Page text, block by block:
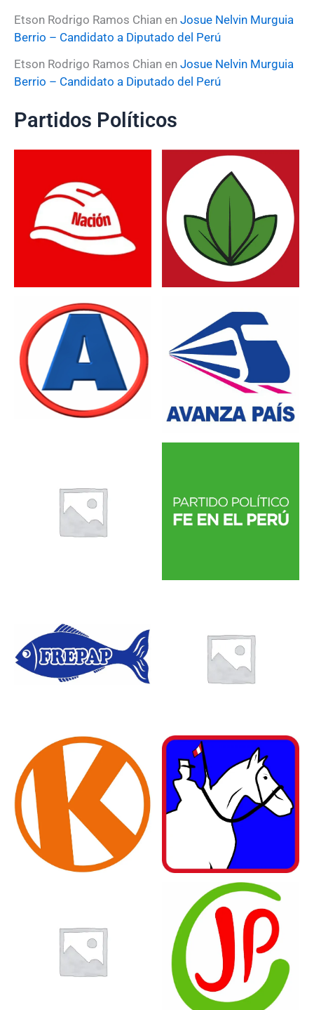
Etson Rodrigo Ramos Chian en Josue Nelvin Murguia
Berrio – Candidato a Diputado del Perú
Etson Rodrigo Ramos Chian en Josue Nelvin Murguia
Berrio – Candidato a Diputado del Perú
Partidos Políticos